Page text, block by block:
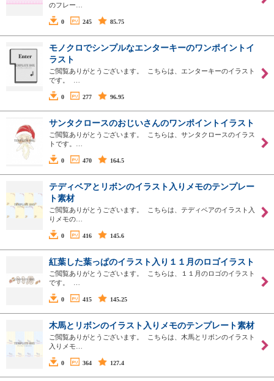
のフレー…
0 245 85.75
モノクロでシンプルなエンターキーのワンポイントイ
ラスト
ご閲覧ありがとうございます。 こちらは、エンターキーのイラスト
です。 …
0 277 96.95
サンタクロースのおじいさんのワンポイントイラスト
ご閲覧ありがとうございます。 こちらは、サンタクロースのイラス
トです。…
0 470 164.5
テディベアとリボンのイラスト入りメモのテンプレー
ト素材
ご閲覧ありがとうございます。 こちらは、テディベアのイラスト入
りメモの…
0 416 145.6
紅葉した葉っぱのイラスト入り１１月のロゴイラスト
ご閲覧ありがとうございます。 こちらは、１１月のロゴのイラスト
です。 …
0 415 145.25
木馬とリボンのイラスト入りメモのテンプレート素材
ご閲覧ありがとうございます。 こちらは、木馬とリボンのイラスト
入りメモ…
0 364 127.4